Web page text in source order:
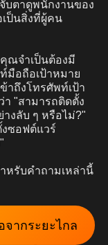
บตาดูพนักงานของ
ป็นสิ่งที่ผู้คน
ณจำเป็นต้องมี
มือถือเป้าหมาย
าถึงโทรศัพท์เป้า
"สามารถติดตั้ง
งลับ ๆ หรือไม่?"
งซอฟต์แวร์
หรับคำถามเหล่านี้
ากระยะไกล